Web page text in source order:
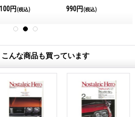
円 (税込)
990円 (税込)
んな商品も買っています